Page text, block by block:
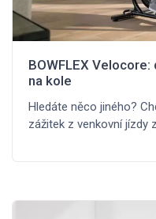
BOWFLEX
na kole
Hledáte něco jiného?
zážitek z venkovní jízdy